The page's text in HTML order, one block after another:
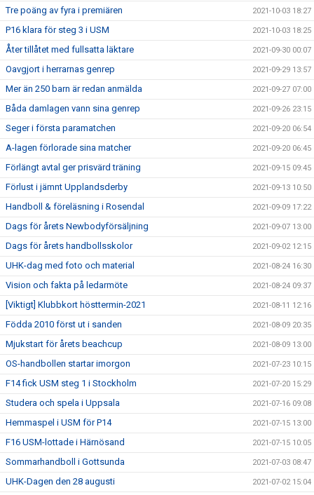
Tre poäng av fyra i premiären 2021-10-03 18:27
P16 klara för steg 3 i USM 2021-10-03 18:25
Åter tillåtet med fullsatta läktare 2021-09-30 00:07
Oavgjort i herrarnas genrep 2021-09-29 13:57
Mer än 250 barn är redan anmälda 2021-09-27 07:00
Båda damlagen vann sina genrep 2021-09-26 23:15
Seger i första paramatchen 2021-09-20 06:54
A-lagen förlorade sina matcher 2021-09-20 06:45
Förlängt avtal ger prisvärd träning 2021-09-15 09:45
Förlust i jämnt Upplandsderby 2021-09-13 10:50
Handboll & föreläsning i Rosendal 2021-09-09 17:22
Dags för årets Newbodyförsäljning 2021-09-07 13:00
Dags för årets handbollsskolor 2021-09-02 12:15
UHK-dag med foto och material 2021-08-24 16:30
Vision och fakta på ledarmöte 2021-08-24 09:37
[Viktigt] Klubbkort hösttermin-2021 2021-08-11 12:16
Födda 2010 först ut i sanden 2021-08-09 20:35
Mjukstart för årets beachcup 2021-08-09 13:00
OS-handbollen startar imorgon 2021-07-23 10:15
F14 fick USM steg 1 i Stockholm 2021-07-20 15:29
Studera och spela i Uppsala 2021-07-16 09:08
Hemmaspel i USM för P14 2021-07-15 13:00
F16 USM-lottade i Härnösand 2021-07-15 10:05
Sommarhandboll i Gottsunda 2021-07-03 08:47
UHK-Dagen den 28 augusti 2021-07-02 15:04